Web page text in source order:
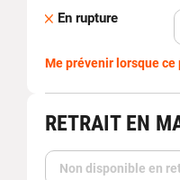
En rupture
Me prévenir lorsque
RETRAIT EN
Non disponible en